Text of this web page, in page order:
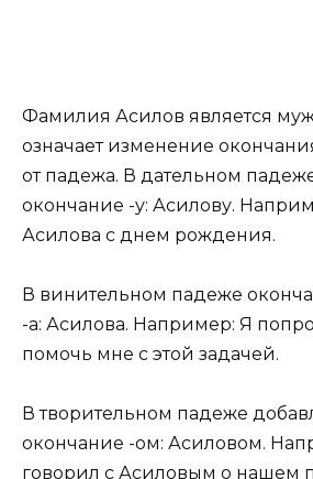
Фамилия Асилов является
означает изменение
от падежа. В дательном
окончание -у: Асилову.
Асилова с днем рождения.
В винительном падеже
-а: Асилова. Например: Я
помочь мне с этой задачей.
В творительном падеже
окончание -ом: Асиловом.
говорил с Асиловым о нашем